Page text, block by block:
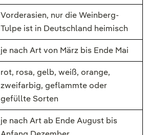
Vorderasien, nur die Weinberg-
Tulpe ist in Deutschland heimisch
je nach Art von März bis Ende Mai
rot, rosa, gelb, weiß, orange,
zweifarbig, geflammte oder
gefüllte Sorten
je nach Art ab Ende August bis